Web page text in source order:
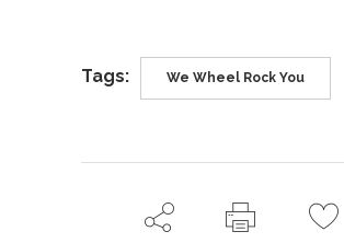
Tags: We Wheel Rock You